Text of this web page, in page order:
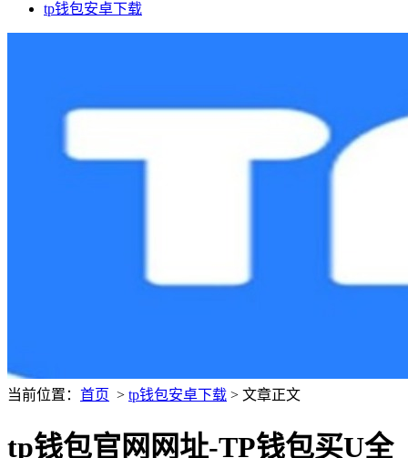
tp钱包安卓下载
当前位置： 首页 > tp钱包安卓下载 > 文章正文
tp钱包官网网址-TP钱包买U全